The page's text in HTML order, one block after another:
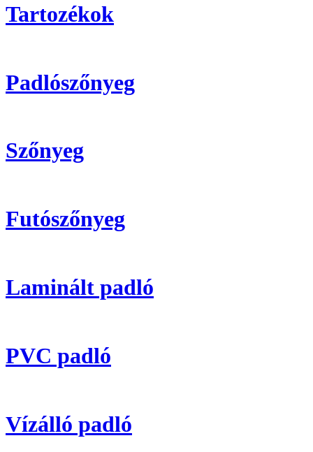
Tartozékok
Padlószőnyeg
Szőnyeg
Futószőnyeg
Laminált padló
PVC padló
Vízálló padló